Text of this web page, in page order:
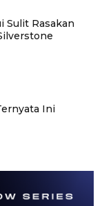
Sulit Rasakan
Ini